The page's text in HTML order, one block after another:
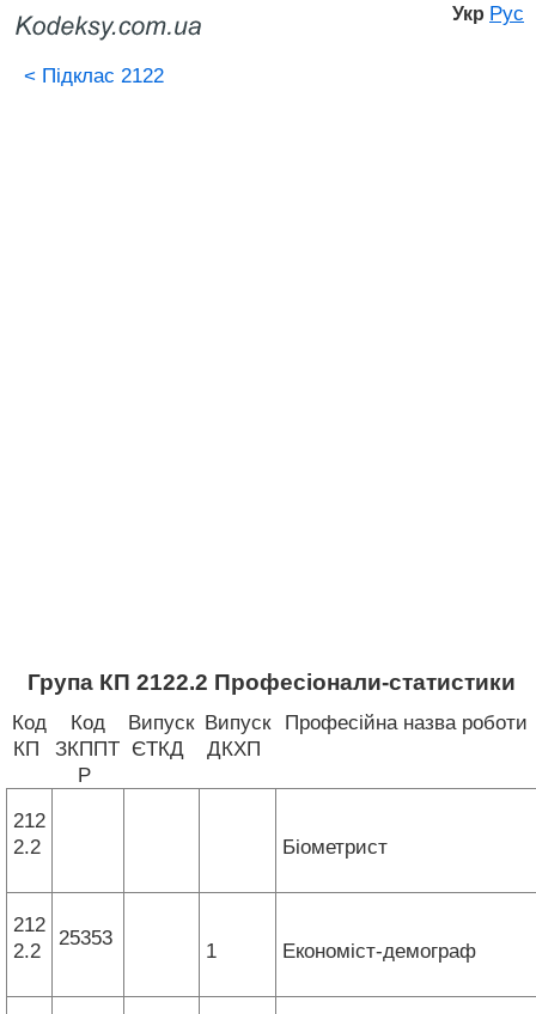
Укр Рус
< Підклас 2122
Група КП 2122.2 Професіонали-статистики
Код
КП
Код
ЗКППТ
Р
Випуск
ЄТКД
Випуск
ДКХП
Професійна назва роботи
212
2.2
Біометрист
212
2.2
25353
1 Економіст-демограф